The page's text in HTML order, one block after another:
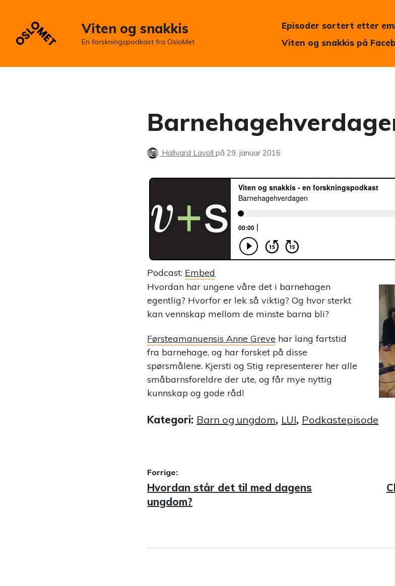
Viten og snakkis
En forskningspodkast fra OsloMet
Episoder sortert etter
Viten og snakkis på
Hallvard Lavollpå 29. januar 2016
Podcast: Embed
Hvordan har ungene våre det i barnehagen
egentlig? Hvorfor er lek så viktig? Og hvor sterkt
kan vennskap mellom de minste barna bli?
Førsteamanuensis Anne Greve har lang fartstid
fra barnehage, og har forsket på disse
spørsmålene. Kjersti og Stig representerer her alle
småbarnsforeldre der ute, og får mye nyttig
kunnskap og gode råd!
Kategori: Barn og ungdom, LUI, Podkastepisode
Innleggsnavigasjon
Forrige:
Forrige
innlegg:
Hvordan står det til med dagens
ungdom?